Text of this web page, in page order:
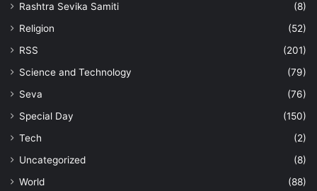
Rashtra Sevika Samiti
(8)
Religion
(52)
RSS
(201)
Science and Technology
(79)
Seva
(76)
Special Day
(150)
Tech
(2)
Uncategorized
(8)
World
(88)